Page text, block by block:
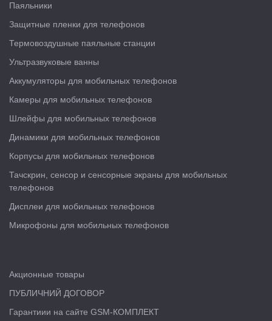
Паяльники
Защитные пленки для телефонов
Термовоздушные паяльные станции
Ультразвуковые ванны
Аккумуляторы для мобильных телефонов
Камеры для мобильных телефонов
Шлейфы для мобильных телефонов
Динамики для мобильных телефонов
Корпусы для мобильных телефонов
Тачскрин, сенсор и сенсорные экраны для мобильных
телефонов
Дисплеи для мобильных телефонов
Микрофоны для мобильных телефонов
Акционные товары
ПУБЛИЧНИЙ ДОГОВОР
Гарантиии на сайте GSM-КОМПЛЕКТ